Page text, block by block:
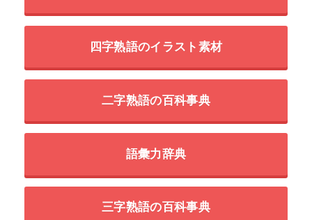
四字熟語のイラスト素材
二字熟語の百科事典
語彙力辞典
三字熟語の百科事典